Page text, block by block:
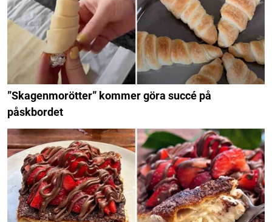
”Skagenmorötter” kommer göra succé på
påskbordet